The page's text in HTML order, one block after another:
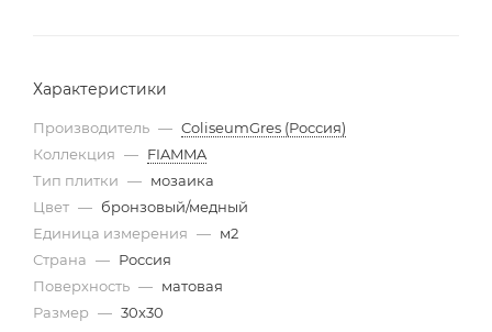
Характеристики
Производитель — ColiseumGres (Россия)
Коллекция — FIAMMA
Тип плитки — мозаика
Цвет — бронзовый/медный
Единица измерения — м2
Страна — Россия
Поверхность — матовая
Размер — 30x30